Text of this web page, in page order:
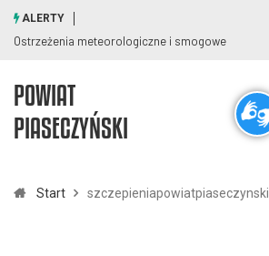
visibility_off
ALERTY
Ostrzeżenia meteorologiczne i smogowe
POWIAT
PIASECZYŃSKI
Start szczepieniapowiatpiaseczynski